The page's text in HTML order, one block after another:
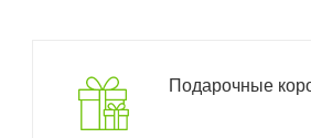
Подарочные